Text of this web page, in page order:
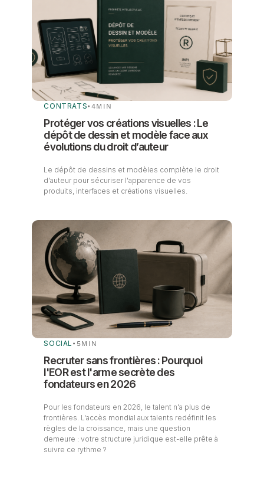
CONTRATS• 4MIN
Protéger vos créations visuelles : Le
dépôt de dessin et modèle face aux
évolutions du droit d’auteur
Le dépôt de dessins et modèles complète le droit
d'auteur pour sécuriser l'apparence de vos
produits, interfaces et créations visuelles.
SOCIAL • 5MIN
Recruter sans frontières : Pourquoi
l'EOR est l'arme secrète des
fondateurs en 2026
Pour les fondateurs en 2026, le talent n'a plus de
frontières. L'accès mondial aux talents redéfinit les
règles de la croissance, mais une question
demeure : votre structure juridique est-elle prête à
suivre ce rythme ?